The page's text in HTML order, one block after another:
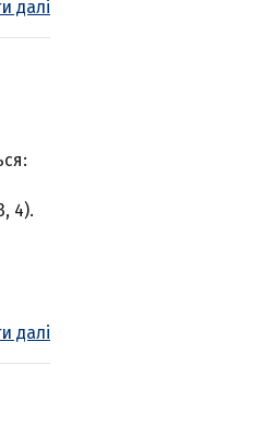
далі
4).
далі